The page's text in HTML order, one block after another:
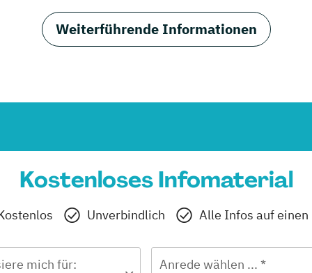
Weiterführende Informationen
Kostenloses Infomaterial
Unverbindlich Alle Infos auf einen
mich für:
Anrede wählen ... *